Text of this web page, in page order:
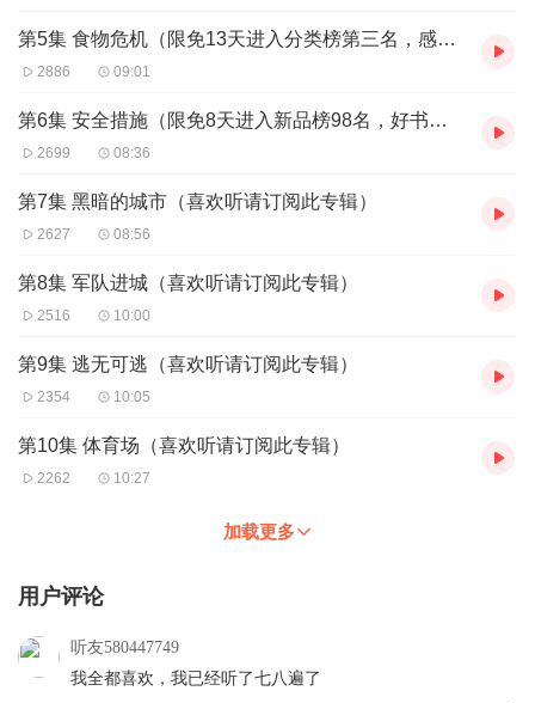
第5集 食物危机（限免13天进入分类榜第三名，感谢老铁们的喜爱~）
2886 09:01
第6集 安全措施（限免8天进入新品榜98名，好书不容错过，感谢支持的大伙们）
2699 08:36
第7集 黑暗的城市（喜欢听请订阅此专辑）
2627 08:56
第8集 军队进城（喜欢听请订阅此专辑）
2516 10:00
第9集 逃无可逃（喜欢听请订阅此专辑）
2354 10:05
第10集 体育场（喜欢听请订阅此专辑）
2262 10:27
加载更多
用户评论
听友580447749
我全都喜欢，我已经听了七八遍了